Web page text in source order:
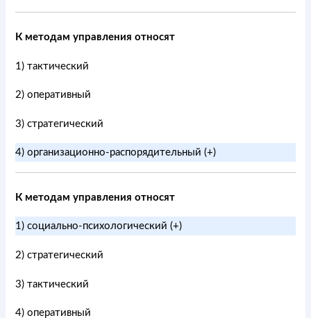
К методам управления относят
1) тактический
2) оперативный
3) стратегический
4) организационно-распорядительный (+)
К методам управления относят
1) социально-психологический (+)
2) стратегический
3) тактический
4) оперативный